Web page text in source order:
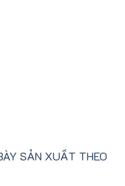
SẢN XUẤT THEO